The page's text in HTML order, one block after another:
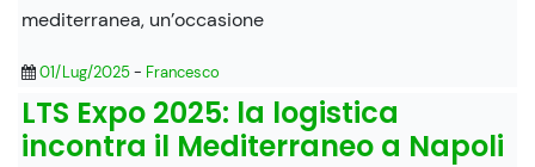
mediterranea, un’occasione
01/Lug/2025- Francesco
LTS Expo 2025: la logistica
incontra il Mediterraneo a Napoli